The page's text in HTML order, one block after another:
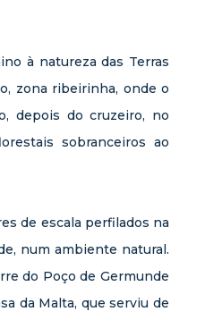
à natureza das Terras
zona ribeirinha, onde o
depois do cruzeiro, no
sobranceiros ao
de escala perfilados na
num ambiente natural.
do Poço de Germunde
da Malta, que serviu de